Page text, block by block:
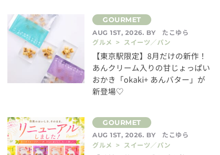
AUG 1ST, 2026. BY
たこゆら
グルメ > スイーツ／パン
【東京駅限定】8月だけの新作！
あんクリーム入りの甘じょっぱい
おかき「okaki+ あんバター」が
新登場♡
AUG 1ST, 2026. BY
たこゆら
グルメ > スイーツ／パン